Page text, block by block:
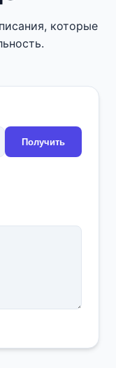
которые
Получить